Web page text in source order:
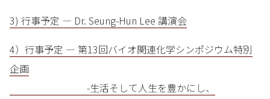
3) 行事予定 — Dr. Seung-Hun Lee 講演会
4）行事予定 — 第13回バイオ関連化学シンポジウム特別
企画
-生活そして人生を豊かにし、